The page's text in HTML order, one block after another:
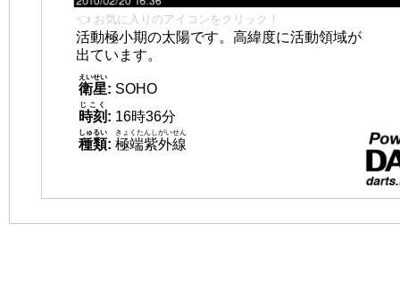
👈 お気に入りのアイコンをクリック！
活動極小期の太陽です。高緯度に活動領域が
出ています。
衛星
えいせい
: SOHO
時刻
じこく
: 16時36分
種類
しゅるい
: 極端紫外線
きょくたんしがいせん